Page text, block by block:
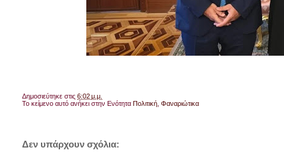
Δημοσιεύτηκε στις6:02 μ.μ.
Το κείμενο αυτό ανήκει στην Ενότητα Πολιτική,Φαναριώτικα
Δεν υπάρχουν σχόλια: